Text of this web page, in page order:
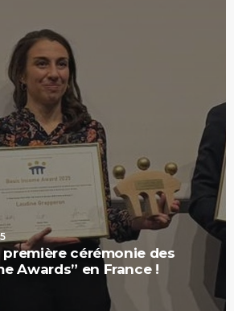
première cérémonie des
Awards” en France !